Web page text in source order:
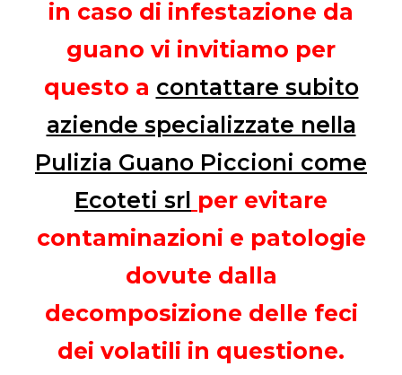
in caso di infestazione da
guano vi invitiamo per
questo a contattare subito
aziende specializzate nella
Pulizia Guano Piccioni come
Ecoteti srl per evitare
contaminazioni e patologie
dovute dalla
decomposizione delle feci
dei volatili in questione.